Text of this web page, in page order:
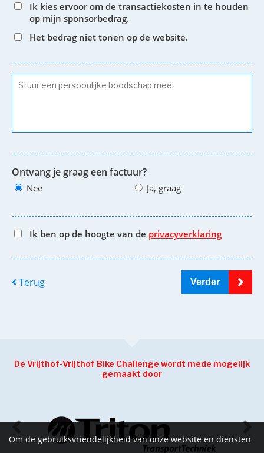
Ik kies ervoor om de transactiekosten in te houden
op mijn sponsorbedrag.
Het bedrag niet tonen op de website.
Ontvang je graag een factuur?
Nee Ja, graag
Ik ben op de hoogte van de privacyverklaring
Terug Verder
De Vrijthof-Vrijthof Bike Challenge wordt mede mogelijk
gemaakt door
Om de gebruiksvriendelijkheid van onze website en diensten